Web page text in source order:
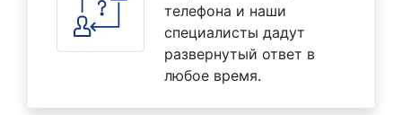
телефона и наши
специалисты дадут
развернутый ответ в
любое время.